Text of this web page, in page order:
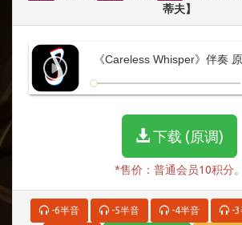
蒂夫】
《Careless Whisper》伴奏
下载 (原调)
*售价：普通会员10积分。
-6半音 -5半音 -4半音 -